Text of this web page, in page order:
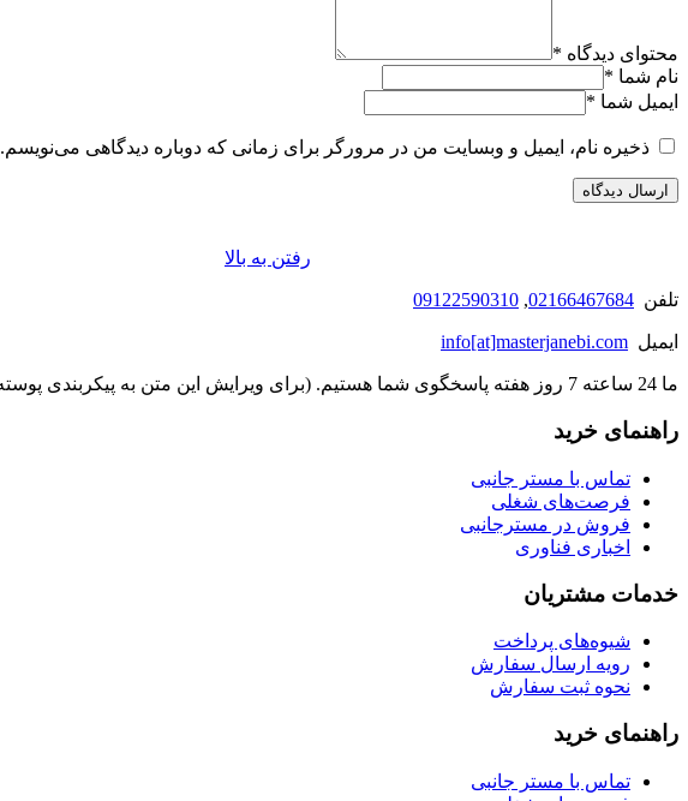
محتوای دیدگاه *
نام شما *
ایمیل شما *
ذخیره نام، ایمیل و وبسایت من در مرورگر برای زمانی که دوباره دیدگاهی می‌نویسم.
رفتن به بالا
تلفن 02166467684
,
09122590310
ایمیل info[at]masterjanebi.com
ما 24 ساعته 7 روز هفته پاسخگوی شما هستیم. (برای ویرایش این متن به پیکربندی پوسته > تب برچسب‌ها مراجعه نمایید.)
راهنمای خرید
تماس با مستر جانبی
فرصت‌های شغلی
فروش در مسترجانبی
اخباری فناوری
خدمات مشتریان
شیوه‌های پرداخت
رویه ارسال سفارش
نحوه ثبت سفارش
راهنمای خرید
تماس با مستر جانبی